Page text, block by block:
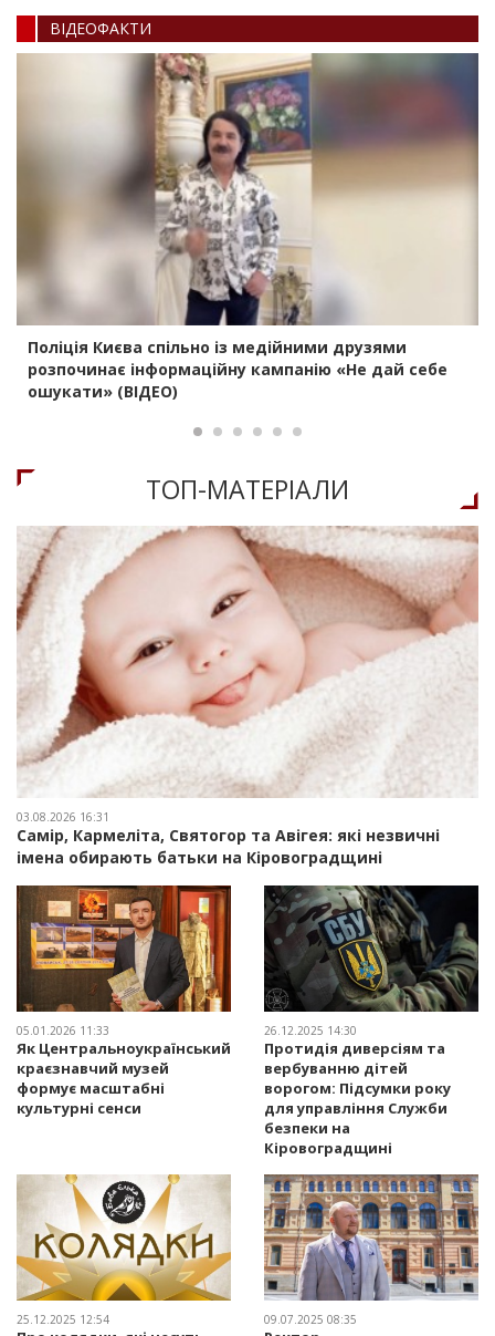
ВIДЕОФАКТИ
Поліція Києва спільно із медійними друзями
розпочинає інформаційну кампанію «Не дай себе
ошукати» (ВІДЕО)
ТОП-МАТЕРIАЛИ
03.08.2026 16:31
Самір, Кармеліта, Святогор та Авігея: які незвичні
імена обирають батьки на Кіровоградщині
05.01.2026 11:33
Як Центральноукраїнський
краєзнавчий музей
формує масштабні
культурні сенси
26.12.2025 14:30
Протидія диверсіям та
вербуванню дітей
ворогом: Підсумки року
для управління Служби
безпеки на
Кіровоградщині
25.12.2025 12:54 09.07.2025 08:35